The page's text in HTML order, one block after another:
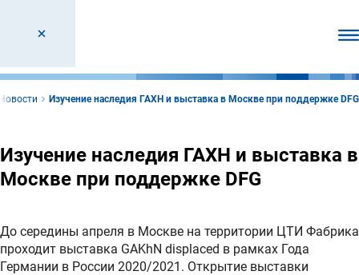
Изучение наследия ГАХН и выставка в Москве при поддержке DFG
Изучение наследия ГАХН и выставка в
Москве при поддержке DFG
До середины апреля в Москве на территории ЦТИ Фабрика
проходит выставка GAKhN displaced в рамках Года
Германии в России 2020/2021. Открытие выставки